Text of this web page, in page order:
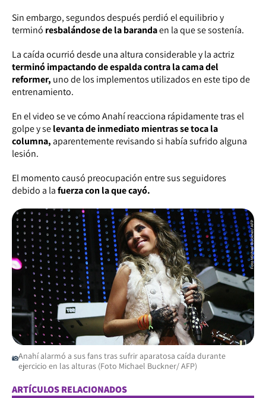
Sin embargo, segundos después perdió el equilibrio y
terminó resbalándosede la barandaen la que se sostenía.
La caída ocurrió desde una altura considerable y la actriz
terminó impactando de espalda contra la cama del
reformer, uno de los implementos utilizados en este tipo de
entrenamiento.
En el video se ve cómo Anahí reacciona rápidamente tras el
golpe y selevanta de inmediato mientras se toca la
columna, aparentemente revisando si había sufrido alguna
lesión.
El momento causó preocupación entre sus seguidores
debido a lafuerza con la que cayó.
Anahí alarmó a sus fans tras sufrir aparatosa caída durante
ejercicio en las alturas (Foto Michael Buckner/ AFP)
ARTÍCULOS RELACIONADOS